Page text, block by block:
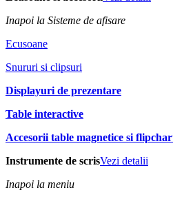
Inapoi la Sisteme de afisare
Ecusoane
Snururi si clipsuri
Displayuri de prezentare
Table interactive
Accesorii table magnetice si
Instrumente de scrisVezi detalii
Inapoi la meniu